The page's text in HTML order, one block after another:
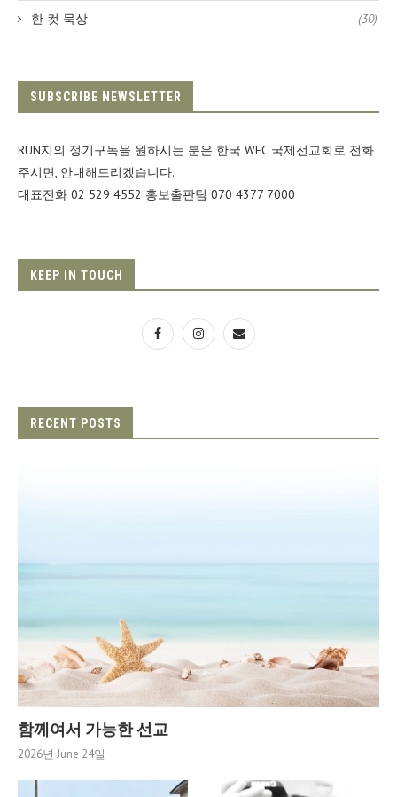
한 컷 묵상 (30)
SUBSCRIBE NEWSLETTER
RUN지의 정기구독을 원하시는 분은 한국 WEC 국제선교회로 전화
주시면, 안내해드리겠습니다.
대표전화 02 529 4552 홍보출판팀 070 4377 7000
KEEP IN TOUCH
RECENT POSTS
함께여서 가능한 선교
2026년 June 24일